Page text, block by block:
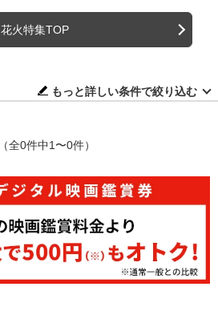
花火特集TOP
もっと詳しい条件で絞り込む
（全0件中1〜0件）